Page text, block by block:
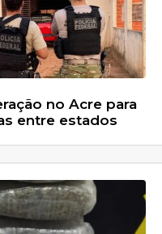
no Acre para
entre estados